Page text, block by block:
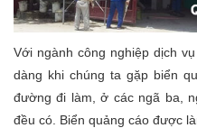
Với ngành công nghiệp dịch
dàng khi chúng ta gặp biển
đường đi làm, ở các ngã ba,
đều có. Biển quảng cáo được